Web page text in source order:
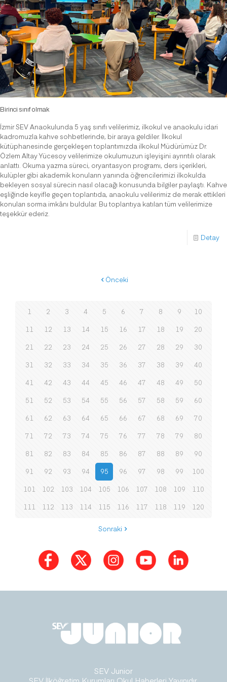
Birinci sınıf olmak
İzmir SEV Anaokulunda 5 yaş sınıfı velilerimiz, ilkokul ve anaokulu idari
kadromuzla kahve sohbetlerinde, bir araya geldiler. İlkokul
kütüphanesinde gerçekleşen toplantımızda ilkokul Müdürümüz Dr.
Özlem Altay Yücesoy velilerimize okulumuzun işleyişini ayrıntılı olarak
anlattı. Okuma yazma süreci, oryantasyon programı, ders içerikleri,
kulüpler gibi akademik konuların yanında öğrencilerimizi ilkokulda
bekleyen sosyal sürecin nasıl olacağı konusunda bilgiler paylaştı. Kahve
eşliğinde keyifle geçen toplantıda, anaokulu velilerimiz de merak ettikleri
konuları sorma imkânı buldular. Bu toplantıya katılan tüm velilerimize
teşekkür ederiz.
Detay
Önceki
1 2 3 4 5 6 7 8 9
10
11
12 13 14 15 16 17 18 19
20
21
22 23 24 25 26 27 28 29
30
31
32 33 34 35 36 37 38 39
40
41
42 43 44 45 46 47 48 49
50
51
52 53 54 55 56 57 58 59
60
61
62 63 64 65 66 67 68 69
70
71
72 73 74 75 76 77 78 79
80
81
82 83 84 85 86 87 88 89
90
91
92 93 94 95 96 97 98 99
100
101
102 103 104 105 106 107 108 109
110
111
112 113 114 115 116 117 118 119 120
Sonraki
SEV Junior